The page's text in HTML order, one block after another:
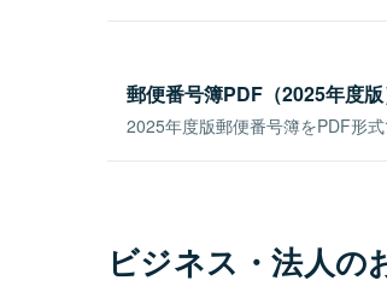
郵便番号簿PDF（2025年度版
2025年度版郵便番号簿をPDF形式
ビジネス・法人の